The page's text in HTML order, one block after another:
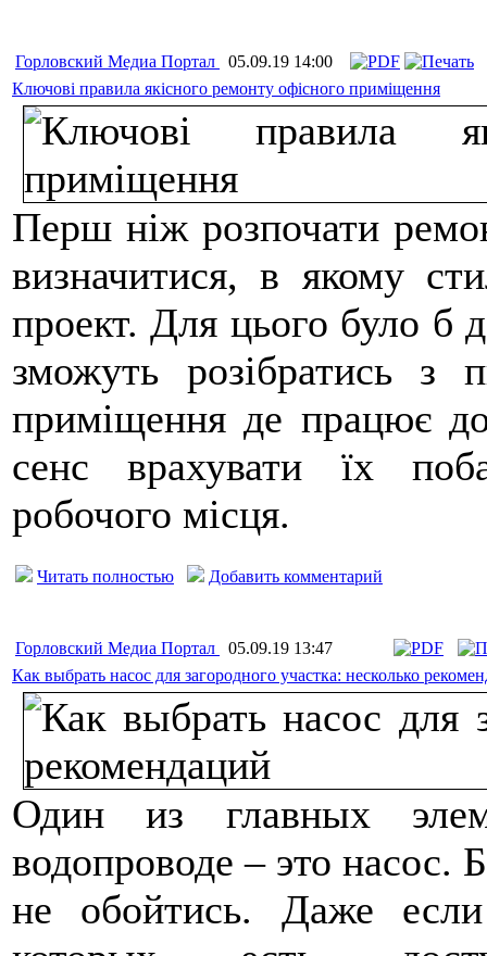
Горловский Медиа Портал
05.09.19 14:00
Ключові правила якісного ремонту офісного приміщення
Перш ніж розпочати
визначитися, в якому
проект. Для цього було б
зможуть розібратись з
приміщення де працює
сенс врахувати їх
робочого місця.
Читать полностью Добавить комментарий
Горловский Медиа Портал
05.09.19 13:47
Как выбрать насос для загородного участка: несколько
Один из главных
водопроводе – это насос.
не обойтись. Даже